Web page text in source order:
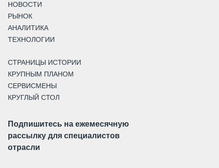
НОВОСТИ
РЫНОК
АНАЛИТИКА
ТЕХНОЛОГИИ
СТРАНИЦЫ ИСТОРИИ
КРУПНЫМ ПЛАНОМ
СЕРВИСМЕНЫ
КРУГЛЫЙ СТОЛ
Подпишитесь на ежемесячную
рассылку для специалистов
отрасли